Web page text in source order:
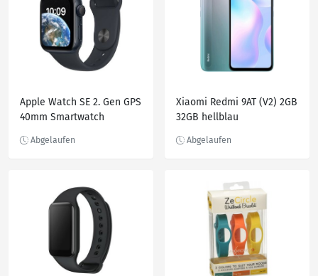
Apple Watch SE 2. Gen GPS
40mm Smartwatch
Sportarmband Schwarz
Xiaomi Redmi 9AT (V2) 2GB
32GB hellblau